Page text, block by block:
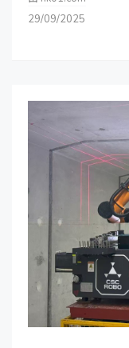
29/09/2025